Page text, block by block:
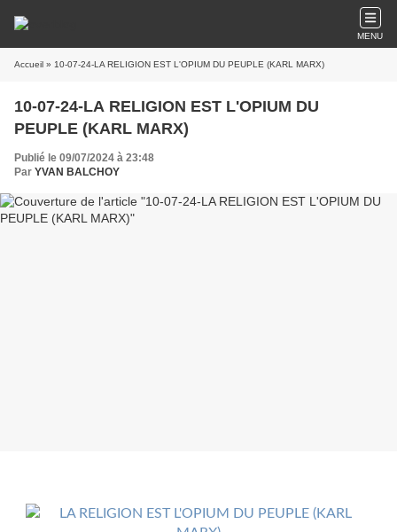
MENU
Accueil » 10-07-24-LA RELIGION EST L'OPIUM DU PEUPLE (KARL MARX)
10-07-24-LA RELIGION EST L'OPIUM DU
PEUPLE (KARL MARX)
Publié le 09/07/2024 à 23:48
Par YVAN BALCHOY